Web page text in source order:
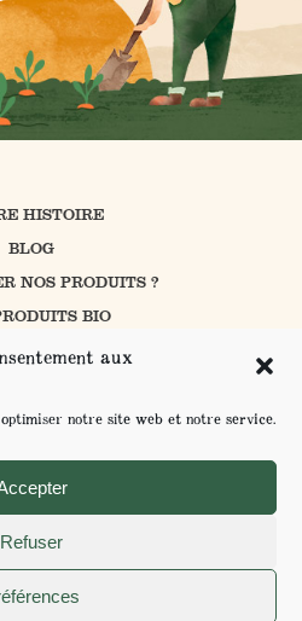
aux
notre site web et notre service.
Refuser
HISTOIRE
BLOG
NOS PRODUITS ?
BIO
AVEC PROSAIN
SUGGESTIONS
POLITIQUE DE CONFIDENTIALITÉ
MOINS 5 FRUITS ET LÉGUMES PAR JOUR -